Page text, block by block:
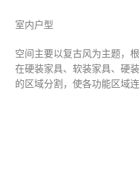
室内户型
空间主要以复古风为主题，
在硬装家具、软装家具、硬
的区域分割，使各功能区域